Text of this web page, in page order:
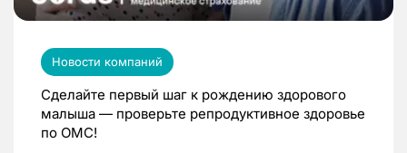
Новости компаний
Сделайте первый шаг к рождению здорового
малыша — проверьте репродуктивное здоровье
по ОМС!